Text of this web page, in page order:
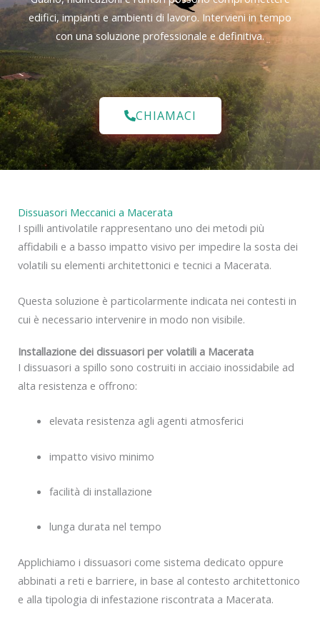
edifici, impianti e ambienti di lavoro. Intervieni in tempo
con una soluzione professionale e definitiva.
CHIAMACI
Dissuasori Meccanici a Macerata
I spilli antivolatile rappresentano uno dei metodi più
affidabili e a basso impatto visivo per impedire la sosta dei
volatili su elementi architettonici e tecnici a Macerata.
Questa soluzione è particolarmente indicata nei contesti in
cui è necessario intervenire in modo non visibile.
Installazione dei dissuasori per volatili a Macerata
I dissuasori a spillo sono costruiti in acciaio inossidabile ad
alta resistenza e offrono:
elevata resistenza agli agenti atmosferici
impatto visivo minimo
facilità di installazione
lunga durata nel tempo
Applichiamo i dissuasori come sistema dedicato oppure
abbinati a reti e barriere, in base al contesto architettonico
e alla tipologia di infestazione riscontrata a Macerata.